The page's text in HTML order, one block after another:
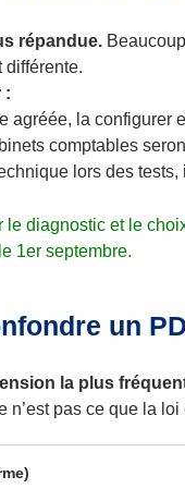
répandue.
différente.
:
agréée, la configurer
comptables
lors des
le diagnostic et le
1er septembre.
un
la plus
n’est pas ce que la loi